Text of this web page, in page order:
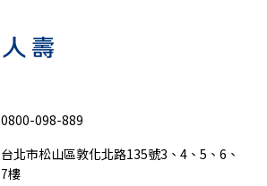
0800-098-889
台北市松山區敦化北路135號3、4、5、6、
7樓